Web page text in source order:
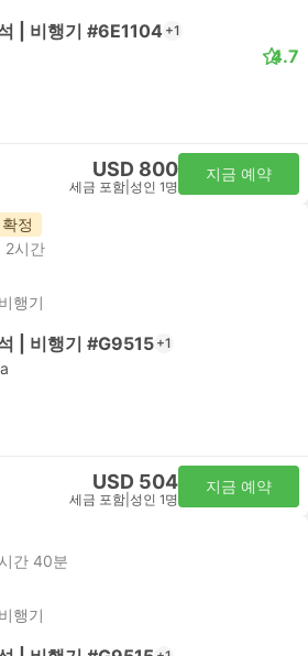
| 비행기 #6E1104 +1
4.7
USD 800
세금 포함 성인 1명
지금 예약
정
2시간
행기
| 비행기 #G9515 +1
USD 504
세금 포함 성인 1명
지금 예약
간 40분
행기